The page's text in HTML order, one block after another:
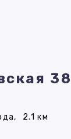
38
2.1 км